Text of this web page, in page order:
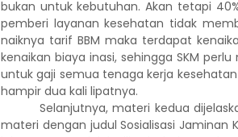
bukan untuk kebutuhan. Akan tetapi
pemberi layanan kesehatan tidak
naiknya tarif BBM maka terdapat
kenaikan biaya inasi, sehingga SKM
untuk gaji semua tenaga kerja
hampir dua kali lipatnya.
Selanjutnya, materi kedua
materi dengan judul Sosialisasi Jaminan